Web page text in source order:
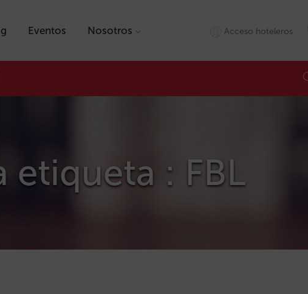
Eventos Nosotros Acceso hoteleros
: FBL